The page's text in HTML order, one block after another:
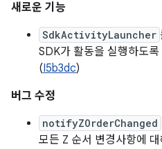
새로운 기능
SdkActivityLauncher
SDK가 활동을 실행하도
(I5b3dc)
버그 수정
notifyZOrderChanged
모든 Z 순서 변경사항에